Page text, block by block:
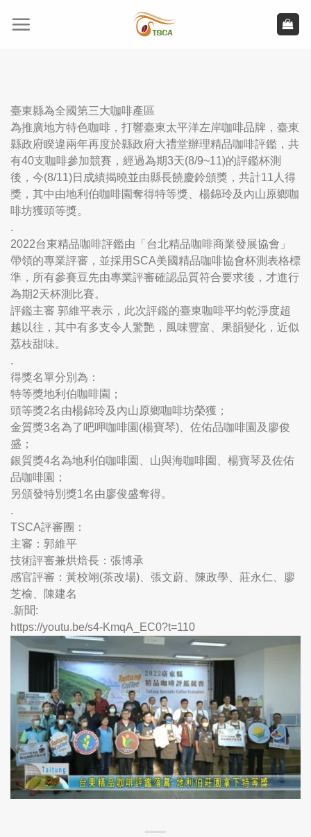
臺東縣為全國第三大咖啡產區
為推廣地方特色咖啡，打響臺東太平洋左岸咖啡品牌，臺東
縣政府睽違兩年再度於縣政府大禮堂辦理精品咖啡評鑑，共
有40支咖啡參加競賽，經過為期3天(8/9~11)的評鑑杯測
後，今(8/11)日成績揭曉並由縣長饒慶鈴頒獎，共計11人得
獎，其中由地利伯咖啡園奪得特等獎、楊錦玲及內山原鄉咖
啡坊獲頭等獎。
.
2022台東精品咖啡評鑑由「台北精品咖啡商業發展協會」
帶領的專業評審，並採用SCA美國精品咖啡協會杯測表格標
準，所有參賽豆先由專業評審確認品質符合要求後，才進行
為期2天杯測比賽。
評鑑主審 郭維平表示，此次評鑑的臺東咖啡平均乾淨度超
越以往，其中有多支令人驚艷，風味豐富、果韻變化，近似
荔枝甜味。
.
得獎名單分別為：
特等獎地利伯咖啡園；
頭等獎2名由楊錦玲及內山原鄉咖啡坊榮獲；
金質獎3名為了吧呷咖啡園(楊寶琴)、佐佑品咖啡園及廖俊
盛；
銀質獎4名為地利伯咖啡園、山與海咖啡園、楊寶琴及佐佑
品咖啡園；
另頒發特別獎1名由廖俊盛奪得。
.
TSCA評審團：
主審：郭維平
技術評審兼烘焙長：張博承
感官評審：黃校翊(茶改場)、張文蔚、陳政學、莊永仁、廖
芝榆、陳建名
.新聞:
https://youtu.be/s4-KmqA_EC0?t=110